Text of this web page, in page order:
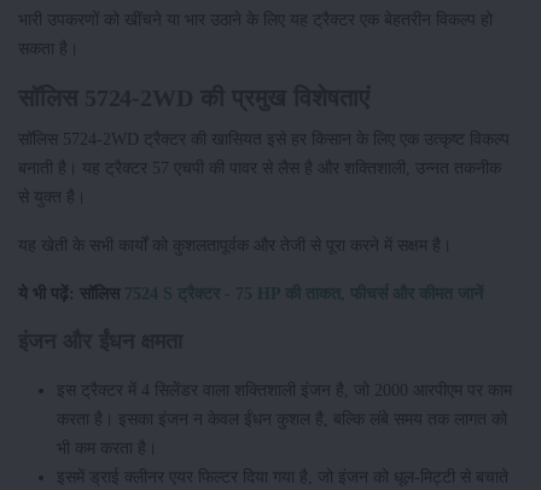
भारी उपकरणों को खींचने या भार उठाने के लिए यह ट्रैक्टर एक बेहतरीन विकल्प हो
सकता है।
सॉलिस 5724-2WD ट्रैक्टर की खासियत इसे हर किसान के लिए एक उत्कृष्ट विकल्प
बनाती है। यह ट्रैक्टर 57 एचपी की पावर से लैस है और शक्तिशाली, उन्नत तकनीक
से युक्त है।
यह खेती के सभी कार्यों को कुशलतापूर्वक और तेजी से पूरा करने में सक्षम है।
ये भी पढ़ें: सॉलिस7524 S ट्रैक्टर - 75 HP की ताकत, फीचर्स और कीमत जानें
इस ट्रैक्टर में 4 सिलेंडर वाला शक्तिशाली इंजन है, जो 2000 आरपीएम पर काम
करता है। इसका इंजन न केवल ईंधन कुशल है, बल्कि लंबे समय तक लागत को
भी कम करता है।
इसमें ड्राई क्लीनर एयर फिल्टर दिया गया है, जो इंजन को धूल-मिट्टी से बचाते